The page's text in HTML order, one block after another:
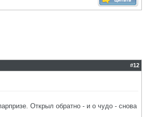
#12
Открыл обратно - и о чудо - снова